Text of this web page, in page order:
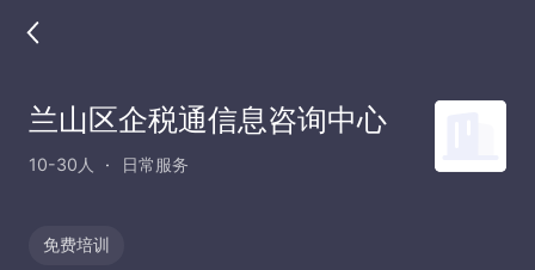
兰山区企税通信息咨询中心
10-30人 日常服务
免费培训